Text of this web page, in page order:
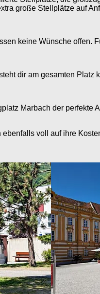
große Stellplätze auf
keine Wünsche offen.
dir am gesamten Platz
Marbach der
voll auf ihre